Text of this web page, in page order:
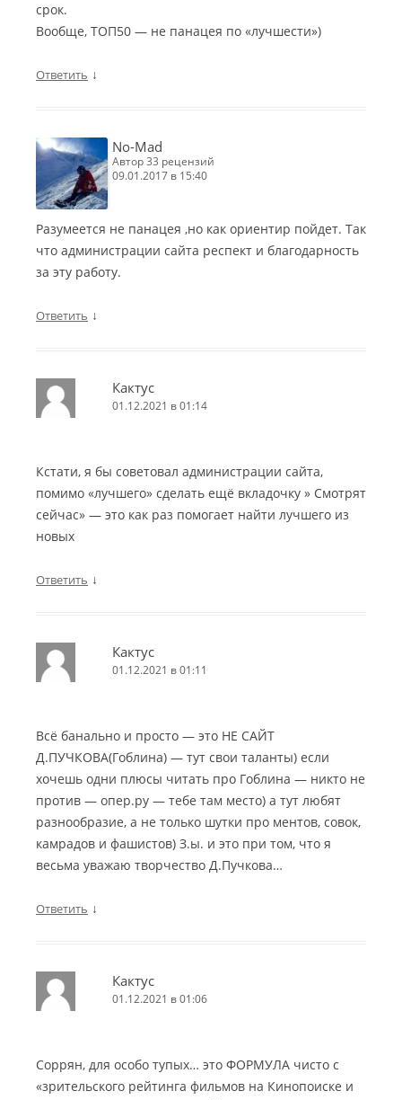
срок.
Вообще, ТОП50 — не панацея по «лучшести»)
Ответить ↓
No-Mad
автор 33 рецензий
09.01.2017 в 15:40
Разумеется не панацея ,но как ориентир пойдет. Так
что администрации сайта респект и благодарность
за эту работу.
Ответить ↓
Кактус
01.12.2021 в 01:14
Кстати, я бы советовал администрации сайта,
помимо «лучшего» сделать ещё вкладочку » Смотрят
сейчас» — это как раз помогает найти лучшего из
новых
Ответить ↓
Кактус
01.12.2021 в 01:11
Всё банально и просто — это НЕ САЙТ
Д.ПУЧКОВА(Гоблина) — тут свои таланты) если
хочешь одни плюсы читать про Гоблина — никто не
против — опер.ру — тебе там место) а тут любят
разнообразие, а не только шутки про ментов, совок,
камрадов и фашистов) З.ы. и это при том, что я
весьма уважаю творчество Д.Пучкова…
Ответить ↓
Кактус
01.12.2021 в 01:06
Соррян, для особо тупых… это ФОРМУЛА чисто с
«зрительского рейтинга фильмов на Кинопоиске и